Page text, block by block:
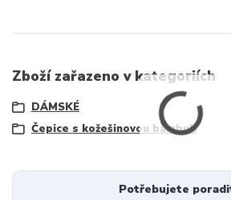
Zboží zařazeno v kategoriích
DÁMSKÉ
Čepice s kožešinovou bambulí
Potřebujete